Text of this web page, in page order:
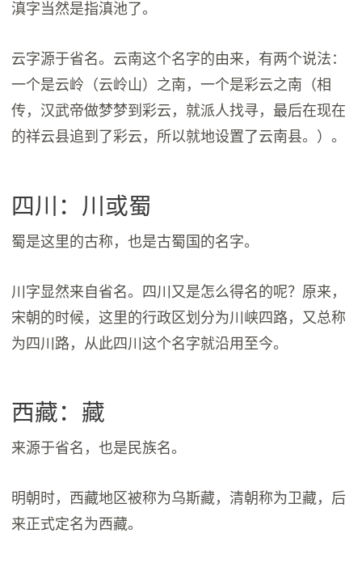
滇字当然是指滇池了。
云字源于省名。云南这个名字的由来，有两个说法：
一个是云岭（云岭山）之南，一个是彩云之南（相
传，汉武帝做梦梦到彩云，就派人找寻，最后在现在
的祥云县追到了彩云，所以就地设置了云南县。）。
四川：川或蜀
蜀是这里的古称，也是古蜀国的名字。
川字显然来自省名。四川又是怎么得名的呢？原来，
宋朝的时候，这里的行政区划分为川峡四路，又总称
为四川路，从此四川这个名字就沿用至今。
西藏：藏
来源于省名，也是民族名。
明朝时，西藏地区被称为乌斯藏，清朝称为卫藏，后
来正式定名为西藏。